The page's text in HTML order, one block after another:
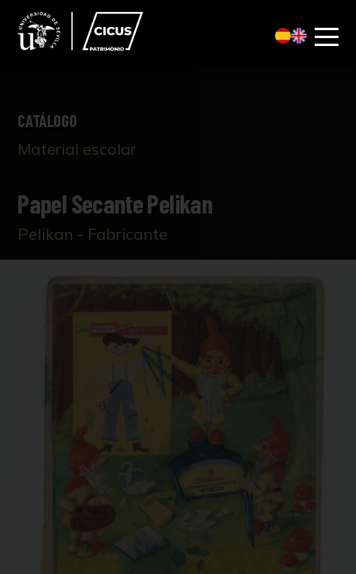
CATÁLOGO
Material escolar
Papel Secante Pelikan
Pelikan - Fabricante